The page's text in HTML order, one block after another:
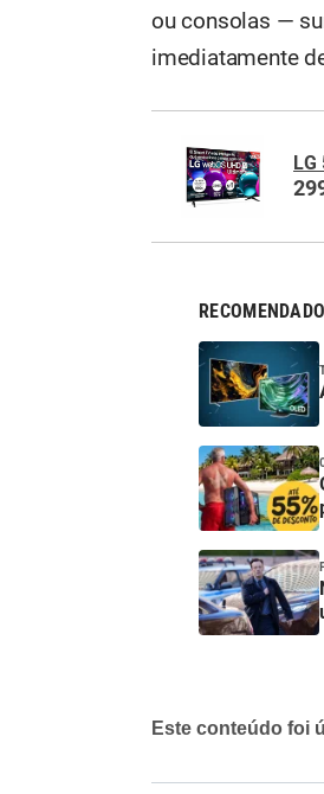
ou consolas —
imediatamente
Este conteúdo foi